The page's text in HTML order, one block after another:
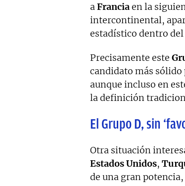
aFranciaen la
intercontinental,
estadístico dentro
Precisamente este
candidato más sólido
aunque incluso en
la definición
El Grupo D, sin
Otra situación
EstadosUnidos,
de una gran